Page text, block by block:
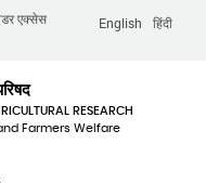
English हिंदी
एक्सेस
RESEARCH
Farmers Welfare